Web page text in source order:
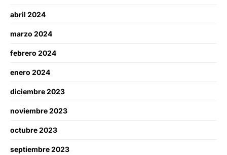
abril 2024
marzo 2024
febrero 2024
enero 2024
diciembre 2023
noviembre 2023
octubre 2023
septiembre 2023